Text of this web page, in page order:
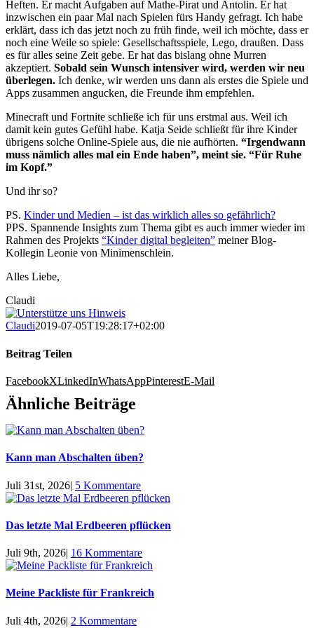
Heften. Er macht Aufgaben auf Mathe-Pirat und Antolin. Er hat
inzwischen ein paar Mal nach Spielen fürs Handy gefragt. Ich habe
erklärt, dass ich das jetzt noch zu früh finde, weil ich möchte, dass er
noch eine Weile so spiele: Gesellschaftsspiele, Lego, draußen. Dass
es für alles seine Zeit gebe. Er hat das bislang ohne Murren
akzeptiert. Sobald sein Wunsch intensiver wird, werden wir neu
überlegen. Ich denke, wir werden uns dann als erstes die Spiele und
Apps zusammen angucken, die Freunde ihm empfehlen.
Minecraft und Fortnite schließe ich für uns erstmal aus. Weil ich
damit kein gutes Gefühl habe. Katja Seide schließt für ihre Kinder
übrigens solche Online-Spiele aus, die nie aufhörten. “Irgendwann
muss nämlich alles mal ein Ende haben”, meint sie. “Für Ruhe
im Kopf.”
Und ihr so?
PS. Kinder und Medien – ist das wirklich alles so gefährlich?
PPS. Spannende Insights zum Thema gibt es auch immer wieder im
Rahmen des Projekts “Kinder digital begleiten” meiner Blog-
Kollegin Leonie von Minimenschlein.
Alles Liebe,
Claudi
Claudi2019-07-05T19:28:17+02:00
Beitrag Teilen
FacebookXLinkedInWhatsAppPinterestE-Mail
Ähnliche Beiträge
Kann man Abschalten üben?
Juli 31st, 2026| 5 Kommentare
Das letzte Mal Erdbeeren pflücken
Juli 9th, 2026| 16 Kommentare
Meine Packliste für Frankreich
Juli 4th, 2026| 2 Kommentare